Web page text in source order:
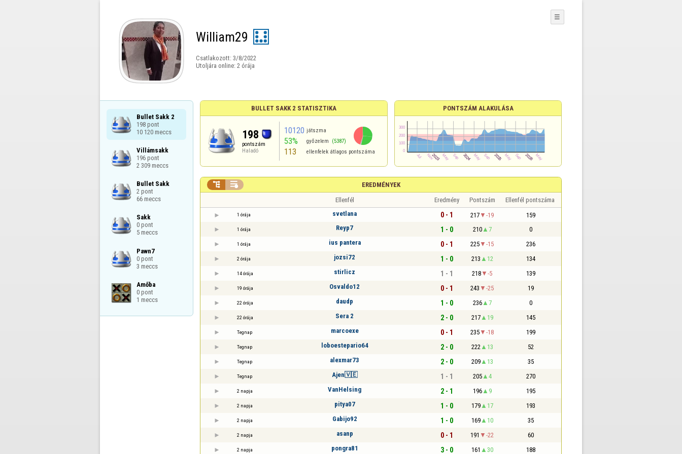
William29
Csatlakozott: 3/8/2022
Utoljára online: 2 órája
☰
Bullet Sakk 2
198 pont
10 120 meccs
Villámsakk
196 pont
2 309 meccs
Bullet Sakk
2 pont
66 meccs
Sakk
0 pont
5 meccs
Pawn7
0 pont
3 meccs
Amőba
0 pont
1 meccs
BULLET SAKK 2 STATISZTIKA
198
pontszám
Haladó
10120 játszma
53% győzelem (5387)
113 ellenfelek átlagos pontszáma
PONTSZÁM ALAKULÁSA
EREDMÉNYEK
 
Ellenfél Eredmény Pontszám Ellenfél pontszáma
1 órája svetlana 0 - 1 217 -19 159
1 órája Reyp7 1 - 0 210 7 0
1 órája ius pantera 0 - 1 225 -15 236
2 órája jozsi72 1 - 0 213 12 134
14 órája stirlicz 1 - 1 218 -5 139
19 órája Osvaldo12 0 - 1 243 -25 19
22 órája daudp 1 - 0 236 7 0
22 órája Sera 2 2 - 0 217 19 145
Tegnap marcoexe 0 - 1 235 -18 199
Tegnap loboestepario64 2 - 0 222 13 52
Tegnap alexmar73 2 - 0 209 13 35
Tegnap Ajen🇻🇪 1 - 1 205 4 270
2 napja VanHelsing 2 - 1 196 9 195
2 napja pitya07 1 - 0 179 17 193
2 napja Gabijo92 1 - 0 169 10 35
2 napja asanp 0 - 1 191 -22 60
2 napja pongra81 3 - 0 161 30 188